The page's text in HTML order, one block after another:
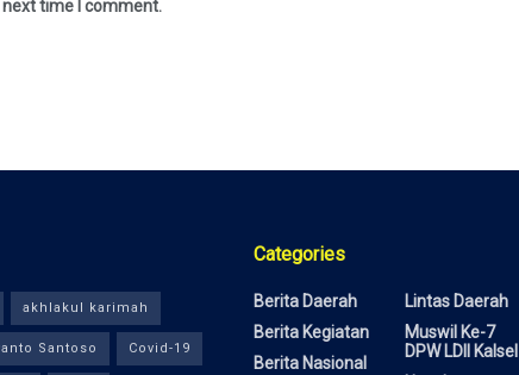
time I comment.
akhlakul karimah
Santoso Covid-19
Categories
Berita Daerah
Berita Kegiatan
Berita Nasional
Lintas Daerah
Muswil Ke-7
DPW LDII Kalsel